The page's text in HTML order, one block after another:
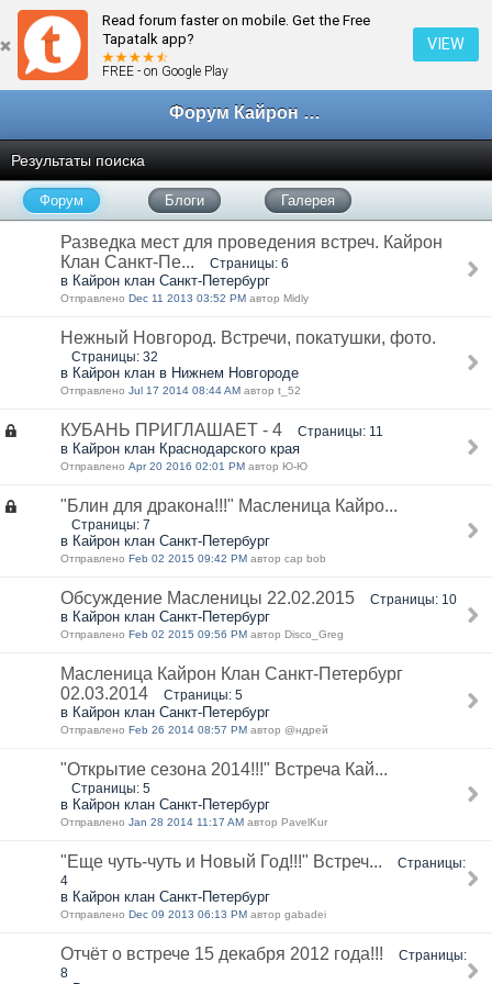
Read forum faster on mobile. Get the Free
Tapatalk app?
FREE - on Google Play
VIEW
Форум Кайрон клана
Результаты поиска
Форум Блоги Галерея
Разведка мест для проведения встреч. Кайрон
Клан Санкт-Пе...
Страницы: 6
в Кайрон клан Санкт-Петербург
Отправлено Dec 11 2013 03:52 PM автор Midly
Нежный Новгород. Встречи, покатушки, фото.
Страницы: 32
в Кайрон клан в Нижнем Новгороде
Отправлено Jul 17 2014 08:44 AM автор t_52
КУБАНЬ ПРИГЛАШАЕТ - 4 Страницы: 11
в Кайрон клан Краснодарского края
Отправлено Apr 20 2016 02:01 PM автор Ю-Ю
"Блин для дракона!!!" Масленица Кайро...
Страницы: 7
в Кайрон клан Санкт-Петербург
Отправлено Feb 02 2015 09:42 PM автор cap bob
Обсуждение Масленицы 22.02.2015 Страницы: 10
в Кайрон клан Санкт-Петербург
Отправлено Feb 02 2015 09:56 PM автор Disco_Greg
Масленица Кайрон Клан Санкт-Петербург
02.03.2014
Страницы: 5
в Кайрон клан Санкт-Петербург
Отправлено Feb 26 2014 08:57 PM автор @ндрей
"Открытие сезона 2014!!!" Встреча Кай...
Страницы: 5
в Кайрон клан Санкт-Петербург
Отправлено Jan 28 2014 11:17 AM автор PavelKur
"Еще чуть-чуть и Новый Год!!!" Встреч...
Страницы:
4
в Кайрон клан Санкт-Петербург
Отправлено Dec 09 2013 06:13 PM автор gabadei
Отчёт о встрече 15 декабря 2012 года!!!
Страницы:
8